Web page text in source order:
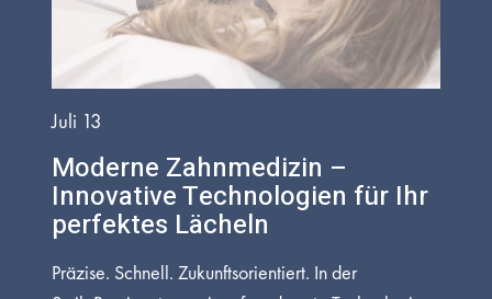
Juli 13
Moderne Zahnmedizin –
Innovative Technologien für Ihr
perfektes Lächeln
Präzise. Schnell. Zukunftsorientiert. In der